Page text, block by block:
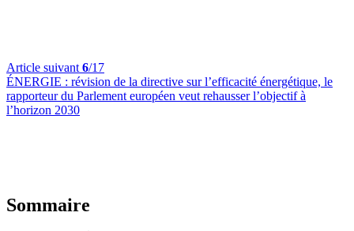
Article suivant 6/17
ÉNERGIE : révision de la directive sur l’efficacité énergétique, le
rapporteur du Parlement européen veut rehausser l’objectif à
l’horizon 2030
Sommaire